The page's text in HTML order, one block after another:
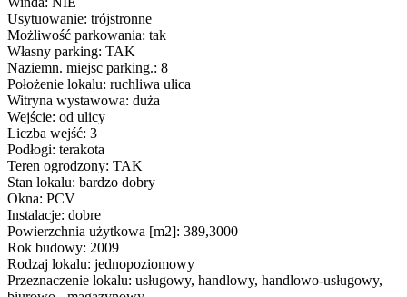
Usytuowanie: trójstronne
Możliwość parkowania: tak
Własny parking: TAK
Naziemn. miejsc parking.: 8
Położenie lokalu: ruchliwa ulica
Witryna wystawowa: duża
Wejście: od ulicy
Liczba wejść: 3
Podłogi: terakota
Teren ogrodzony: TAK
Stan lokalu: bardzo dobry
Okna: PCV
Instalacje: dobre
Powierzchnia użytkowa [m2]: 389,3000
Rok budowy: 2009
Rodzaj lokalu: jednopoziomowy
Przeznaczenie lokalu: usługowy, handlowy, handlowo-usługowy,